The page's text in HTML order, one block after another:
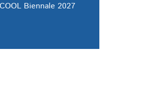
Biennale 2027